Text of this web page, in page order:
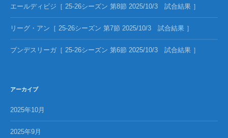
エールディビジ［ 25-26シーズン 第8節 2025/10/3 試合結果 ］
リーグ・アン［ 25-26シーズン 第7節 2025/10/3 試合結果 ］
ブンデスリーガ［ 25-26シーズン 第6節 2025/10/3 試合結果 ］
アーカイブ
2025年10月
2025年9月